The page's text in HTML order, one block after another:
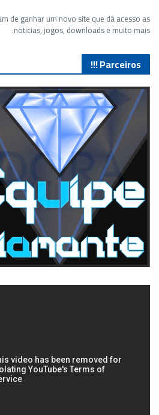
de ganhar um novo site que dá acesso as
noticias, jogos, downloads e muito mais.
Parceiros !!!
de Gameplay no Facebook Gaming e muito mais